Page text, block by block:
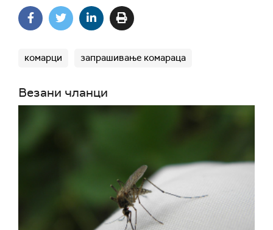
комарци запрашивање комараца
Везани чланци